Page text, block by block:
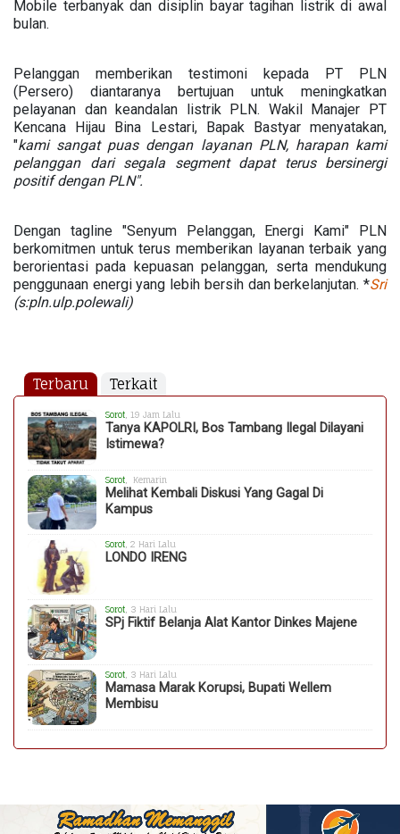
Mobile terbanyak dan disiplin bayar tagihan listrik di awal
bulan.
Pelanggan memberikan testimoni kepada PT PLN
(Persero) diantaranya bertujuan untuk meningkatkan
pelayanan dan keandalan listrik PLN. Wakil Manajer PT
Kencana Hijau Bina Lestari, Bapak Bastyar menyatakan,
"kami sangat puas dengan layanan PLN, harapan kami
pelanggan dari segala segment dapat terus bersinergi
positif dengan PLN".
Dengan tagline "Senyum Pelanggan, Energi Kami" PLN
berkomitmen untuk terus memberikan layanan terbaik yang
berorientasi pada kepuasan pelanggan, serta mendukung
penggunaan energi yang lebih bersih dan berkelanjutan. *Sri
(s:pln.ulp.polewali)
Terbaru Terkait
Sorot , 19 Jam Lalu
Tanya KAPOLRI, Bos Tambang Ilegal Dilayani
Istimewa?
Sorot , Kemarin
Melihat Kembali Diskusi Yang Gagal Di
Kampus
Sorot, 2 Hari Lalu
LONDO IRENG
Sorot, 3 Hari Lalu
SPj Fiktif Belanja Alat Kantor Dinkes Majene
Sorot , 3 Hari Lalu
Mamasa Marak Korupsi, Bupati Wellem
Membisu